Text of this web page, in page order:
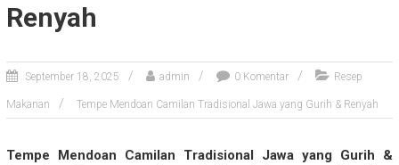
Renyah
September 18, 2025 admin 0 Komentar Resep
Makanan Tempe Mendoan Camilan Tradisional Jawa yang Gurih & Renyah
Tempe Mendoan Camilan Tradisional Jawa yang Gurih &